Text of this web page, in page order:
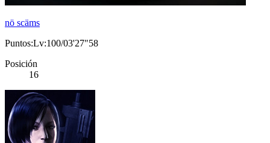
nö scäms
Puntos:Lv:100/03'27"58
Posición
16